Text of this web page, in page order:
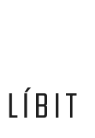
LÍBIT